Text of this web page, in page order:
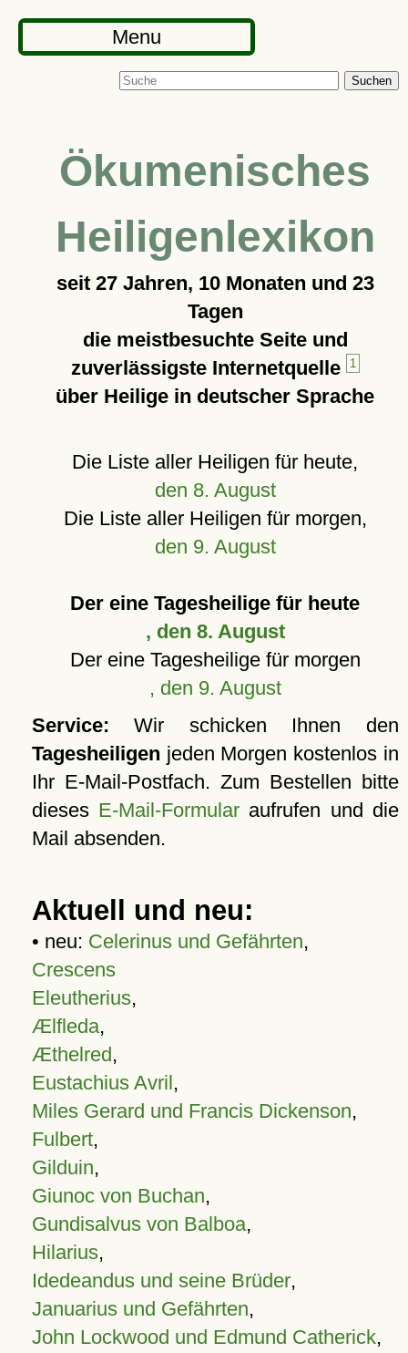
Menu
Suchen
Ökumenisches
Heiligenlexikon
seit 27 Jahren, 10 Monaten und 23
Tagen
die meistbesuchte Seite und
zuverlässigste Internetquelle
1
über Heilige in deutscher Sprache
Die Liste aller Heiligen für heute,
den 8. August
Die Liste aller Heiligen für morgen,
den 9. August
Der eine Tagesheilige für heute
, den 8. August
Der eine Tagesheilige für morgen
, den 9. August
Service: Wir schicken Ihnen den
Tagesheiligen jeden Morgen kostenlos in
Ihr E-Mail-Postfach. Zum Bestellen bitte
dieses E-Mail-Formular aufrufen und die
Mail absenden.
Aktuell und neu:
• neu: Celerinus und Gefährten,
Crescens
Eleutherius,
Ælfleda,
Æthelred,
Eustachius Avril,
Miles Gerard und Francis Dickenson,
Fulbert,
Gilduin,
Giunoc von Buchan,
Gundisalvus von Balboa,
Hilarius,
Idedeandus und seine Brüder,
Januarius und Gefährten,
John Lockwood und Edmund Catherick,